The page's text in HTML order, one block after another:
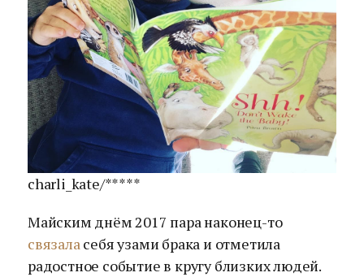
charli_kate/*****
Майским днём 2017 пара наконец-то
связаласебя узами брака и отметила
радостное событие в кругу близких людей.